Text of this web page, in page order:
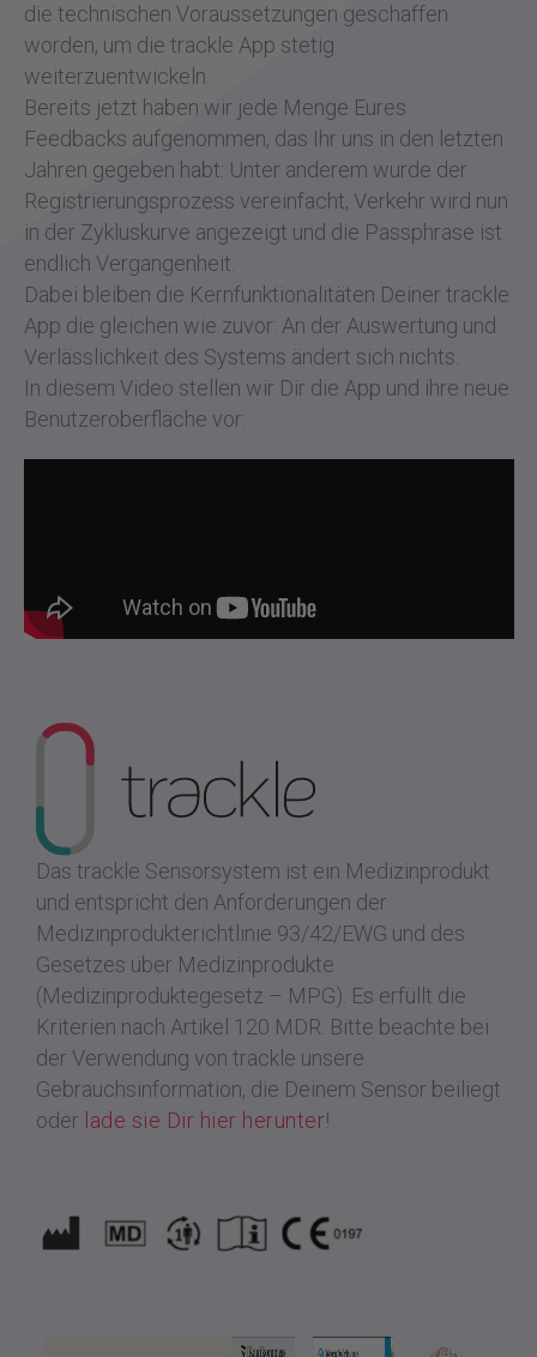
die technischen Voraussetzungen geschaffen
worden, um die trackle App stetig
weiterzuentwickeln.
Bereits jetzt haben wir jede Menge Eures
Feedbacks aufgenommen, das Ihr uns in den letzten
Jahren gegeben habt: Unter anderem wurde der
Registrierungsprozess vereinfacht, Verkehr wird nun
in der Zykluskurve angezeigt und die Passphrase ist
endlich Vergangenheit.
Dabei bleiben die Kernfunktionalitäten Deiner trackle
App die gleichen wie zuvor: An der Auswertung und
Verlässlichkeit des Systems ändert sich nichts.
In diesem Video stellen wir Dir die App und ihre neue
Benutzeroberfläche vor:
Das trackle Sensorsystem ist ein Medizinprodukt
und entspricht den Anforderungen der
Medizinprodukterichtlinie 93/42/EWG und des
Gesetzes über Medizinprodukte
(Medizinproduktegesetz – MPG). Es erfüllt die
Kriterien nach Artikel 120 MDR. Bitte beachte bei
der Verwendung von trackle unsere
Gebrauchsinformation, die Deinem Sensor beiliegt
oder lade sie Dir hier herunter!